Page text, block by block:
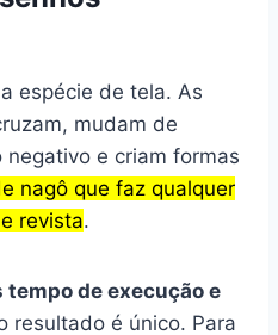
espécie de tela. As
mudam de
e criam formas
nagô que faz qualquer
revista.
de execução e
resultado é único. Para